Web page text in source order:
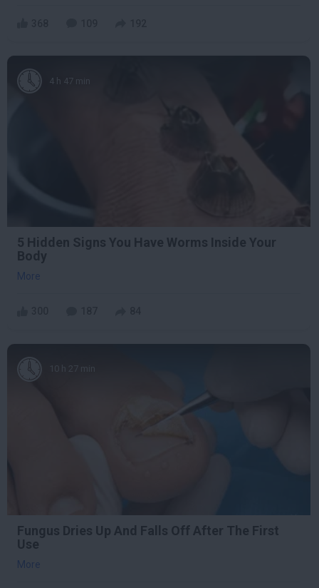
4 h 47 min
5 Hidden Signs You Have Worms Inside Your
Body
More
10 h 27 min
Fungus Dries Up And Falls Off After The First
Use
More